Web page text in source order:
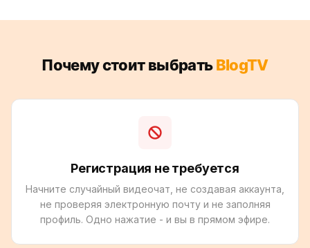
Почему стоит выбратьBlogTV
Регистрация не требуется
Начните случайный видеочат, не создавая аккаунта,
не проверяя электронную почту и не заполняя
профиль. Одно нажатие - и вы в прямом эфире.